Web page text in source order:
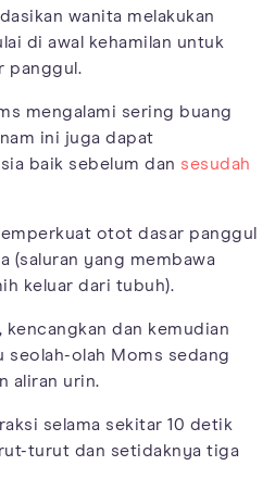
wanita melakukan
di awal kehamilan untuk
panggul.
mengalami sering buang
ini juga dapat
baik sebelum dan sesudah
otot dasar panggul
(saluran yang membawa
keluar dari tubuh).
kencangkan dan kemudian
olah Moms sedang
aliran urin.
selama sekitar 10 detik
turut dan setidaknya tiga